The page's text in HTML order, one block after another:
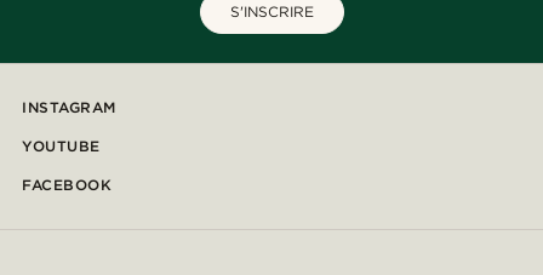
S'INSCRIRE
INSTAGRAM
YOUTUBE
FACEBOOK